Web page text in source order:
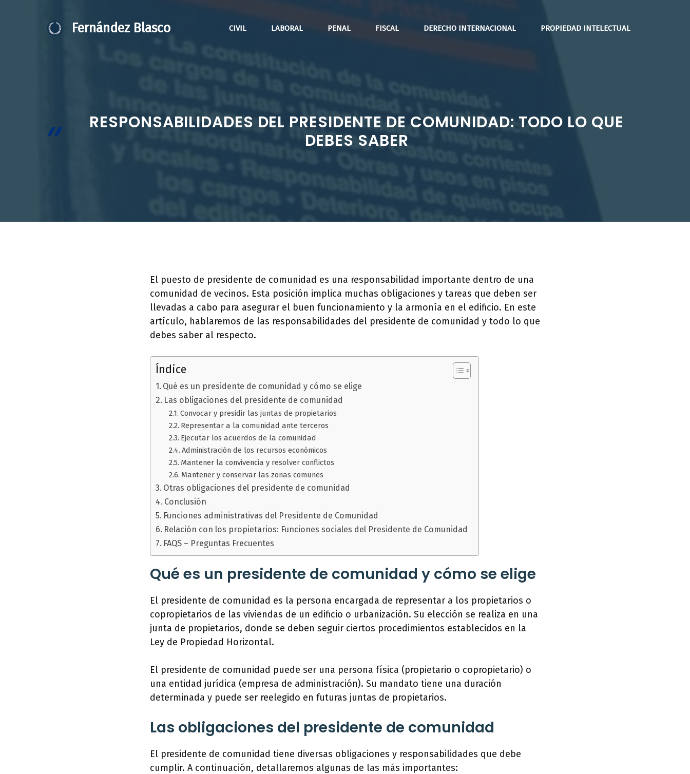
Fernández Blasco CIVIL LABORAL PENAL FISCAL DERECHO INTERNACIONAL PROPIEDAD INTELECTUAL
RESPONSABILIDADES DEL PRESIDENTE DE COMUNIDAD: TODO LO QUE
DEBES SABER
El puesto de presidente de comunidad es una responsabilidad importante dentro de una
comunidad de vecinos. Esta posición implica muchas obligaciones y tareas que deben ser
llevadas a cabo para asegurar el buen funcionamiento y la armonía en el edificio. En este
artículo, hablaremos de las responsabilidades del presidente de comunidad y todo lo que
debes saber al respecto.
Índice
Qué es un presidente de comunidad y cómo se elige
Las obligaciones del presidente de comunidad
Convocar y presidir las juntas de propietarios
Representar a la comunidad ante terceros
Ejecutar los acuerdos de la comunidad
Administración de los recursos económicos
Mantener la convivencia y resolver conflictos
Mantener y conservar las zonas comunes
Otras obligaciones del presidente de comunidad
Conclusión
Funciones administrativas del Presidente de Comunidad
Relación con los propietarios: Funciones sociales del Presidente de Comunidad
FAQS – Preguntas Frecuentes
Qué es un presidente de comunidad y cómo se elige
El presidente de comunidad es la persona encargada de representar a los propietarios o
copropietarios de las viviendas de un edificio o urbanización. Su elección se realiza en una
junta de propietarios, donde se deben seguir ciertos procedimientos establecidos en la
Ley de Propiedad Horizontal.
El presidente de comunidad puede ser una persona física (propietario o copropietario) o
una entidad jurídica (empresa de administración). Su mandato tiene una duración
determinada y puede ser reelegido en futuras juntas de propietarios.
Las obligaciones del presidente de comunidad
El presidente de comunidad tiene diversas obligaciones y responsabilidades que debe
cumplir. A continuación, detallaremos algunas de las más importantes: